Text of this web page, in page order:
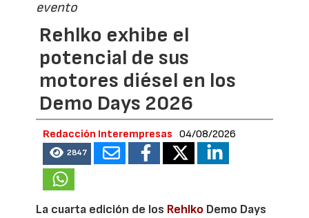
evento
Rehlko exhibe el
potencial de sus
motores diésel en los
Demo Days 2026
Redacción Interempresas 04/08/2026
2847
La cuarta edición de los Rehlko Demo Days